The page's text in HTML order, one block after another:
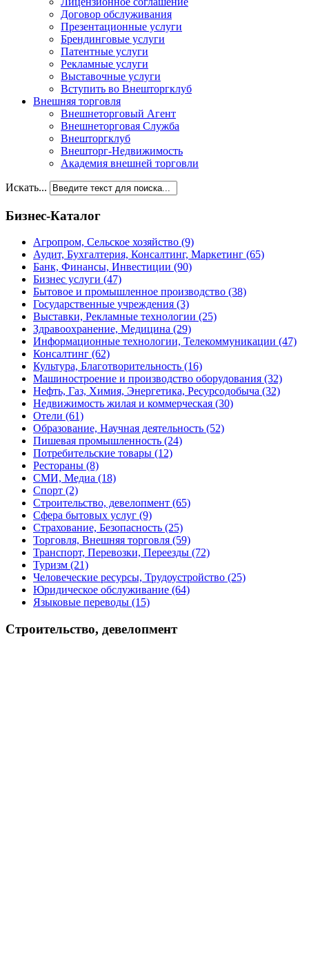
Договор обслуживания
Презентационные услуги
Брендинговые услуги
Патентные услуги
Рекламные услуги
Выставочные услуги
Вступить во Внешторгклуб
Внешняя торговля
Внешнеторговый Агент
Внешнеторговая Служба
Внешторгклуб
Внешторг-Недвижимость
Академия внешней торговли
Искать...
Бизнес-Каталог
Агропром, Сельское хозяйство (9)
Аудит, Бухгалтерия, Консалтинг, Маркетинг (65)
Банк, Финансы, Инвестиции (90)
Бизнес услуги (47)
Бытовое и промышленное производство (38)
Государственные учреждения (3)
Выставки, Рекламные технологии (25)
Здравоохранение, Медицина (29)
Информационные технологии, Телекоммуникации (47)
Консалтинг (62)
Культура, Благотворительность (16)
Машиностроение и производство оборудования (32)
Нефть, Газ, Химия, Энергетика, Ресурсодобыча (32)
Недвижимость жилая и коммерческая (30)
Отели (61)
Образование, Научная деятельность (52)
Пишевая промышленность (24)
Потребительские товары (12)
Рестораны (8)
СМИ, Медиа (18)
Спорт (2)
Строительство, девелопмент (65)
Сфера бытовых услуг (9)
Страхование, Безопасность (25)
Торговля, Внешняя торговля (59)
Транспорт, Перевозки, Переезды (72)
Туризм (21)
Человеческие ресурсы, Трудоустройство (25)
Юридическое обслуживание (64)
Языковые переводы (15)
Строительство, девелопмент